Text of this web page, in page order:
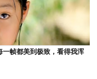
一帧都美到极致，看得我浑